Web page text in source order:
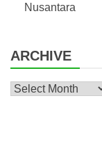
Nusantara
ARCHIVE
Archive